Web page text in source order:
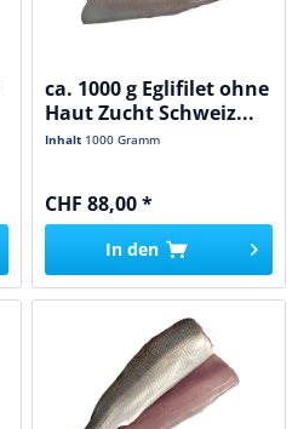
ca. 1000 g Eglifilet ohne
Haut Zucht Schweiz...
Inhalt 1000 Gramm
CHF 88,00 *
In den